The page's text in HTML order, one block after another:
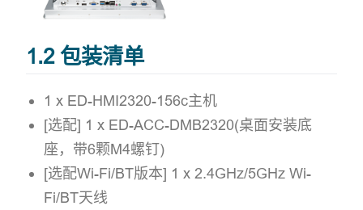
1.2 包装清单
1 x ED-HMI2320-156c主机
[选配] 1 x ED-ACC-DMB2320(桌面安装底
座，带6颗M4螺钉)
[选配Wi-Fi/BT版本] 1 x 2.4GHz/5GHz Wi-
Fi/BT天线